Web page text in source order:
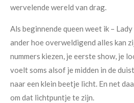
wervelende wereld van drag.
Als beginnende queen weet ik –
ander hoe overweldigend alles kan
nummers kiezen, je eerste show, je
voelt soms alsof je midden in de
naar een klein beetje licht. En net
om dat lichtpuntje te zijn.